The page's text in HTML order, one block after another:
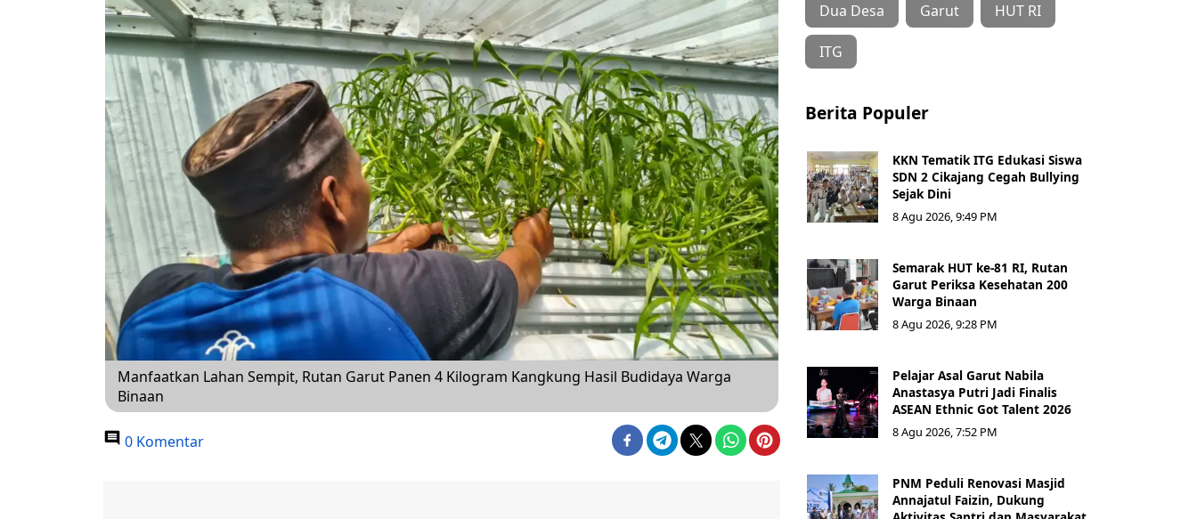
Manfaatkan Lahan Sempit, Rutan Garut Panen 4 Kilogram Kangkung Hasil Budidaya Warga
Binaan
0 Komentar
Dua Desa Garut HUT RI
ITG
Berita Populer
KKN Tematik ITG Edukasi Siswa
SDN 2 Cikajang Cegah Bullying
Sejak Dini
8 Agu 2026, 9:49 PM
Semarak HUT ke-81 RI, Rutan
Garut Periksa Kesehatan 200
Warga Binaan
8 Agu 2026, 9:28 PM
Pelajar Asal Garut Nabila
Anastasya Putri Jadi Finalis
ASEAN Ethnic Got Talent 2026
8 Agu 2026, 7:52 PM
PNM Peduli Renovasi Masjid
Annajatul Faizin, Dukung